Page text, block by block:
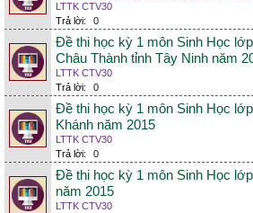
LTTK CTV30
Trả lời:
0
Đề thi học kỳ 1 môn Sinh Học
Châu Thành tỉnh Tây Ninh năm
LTTK CTV30
Trả lời:
0
Đề thi học kỳ 1 môn Sinh Học
Khánh năm 2015
LTTK CTV30
Trả lời:
0
Đề thi học kỳ 1 môn Sinh Học
năm 2015
LTTK CTV30